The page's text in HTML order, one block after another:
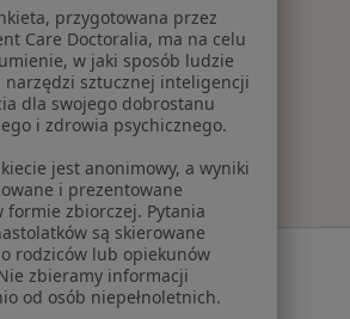
MEDICA w Gdańsku
Najpopularniejsze
Serwis
Regulamin
przygotowana przez
Care Doctoralia, ma na celu
w jaki sposób ludzie
narzędzi sztucznej inteligencji
dla swojego dobrostanu
i zdrowia psychicznego.
jest anonimowy, a wyniki
i prezentowane
formie zbiorczej. Pytania
są skierowane
rodziców lub opiekunów
zbieramy informacji
od osób niepełnoletnich.